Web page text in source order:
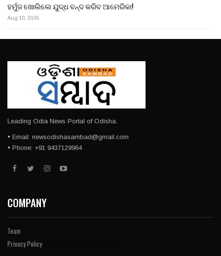
ହର୍ମୁଜ ଖୋଲିଲେ ଯୁଦ୍ଧ ବନ୍ଦ କରିବ ଆମେରିକା!
Aug 10, 2026
Leading Odia News Portal of Odisha.
• Email: newsodishasambad@gmail.com
• Phone: +91 9437129964
COMPANY
Team
Privacy Policy